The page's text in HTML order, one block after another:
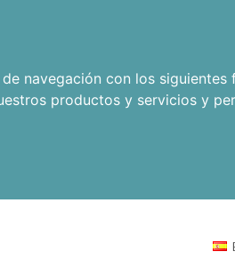
navegación con los siguientes
productos y servicios y